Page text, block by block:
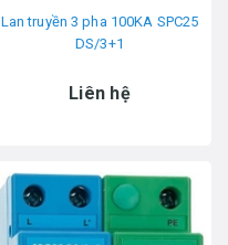
Lan truyền 3 pha 100KA SPC25
DS/3+1
Liên hệ